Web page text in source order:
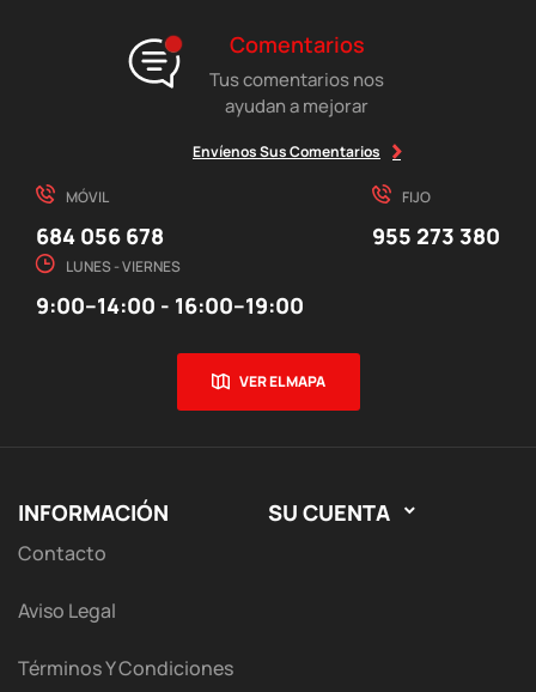
Comentarios
Tus comentarios nos
ayudan a mejorar
Envíenos Sus Comentarios
MÓVIL
684 056 678
FIJO
955 273 380
LUNES - VIERNES
9:00–14:00 - 16:00–19:00
VER EL MAPA
INFORMACIÓN
Contacto
Aviso Legal
Términos Y Condiciones
SU CUENTA 